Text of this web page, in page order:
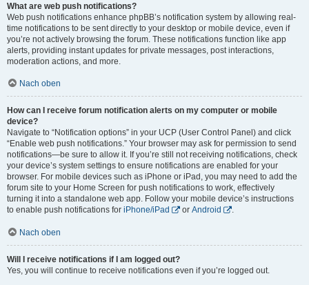
What are web push notifications?
Web push notifications enhance phpBB’s notification system by allowing real-
time notifications to be sent directly to your desktop or mobile device, even if
you’re not actively browsing the forum. These notifications function like app
alerts, providing instant updates for private messages, post interactions,
moderation actions, and more.
Nach oben
How can I receive forum notification alerts on my computer or mobile
device?
Navigate to “Notification options” in your UCP (User Control Panel) and click
“Enable web push notifications.” Your browser may ask for permission to send
notifications—be sure to allow it. If you’re still not receiving notifications, check
your device’s system settings to ensure notifications are enabled for your
browser. For mobile devices such as iPhone or iPad, you may need to add the
forum site to your Home Screen for push notifications to work, effectively
turning it into a standalone web app. Follow your mobile device’s instructions
to enable push notifications for iPhone/iPad or Android .
Nach oben
Will I receive notifications if I am logged out?
Yes, you will continue to receive notifications even if you’re logged out.